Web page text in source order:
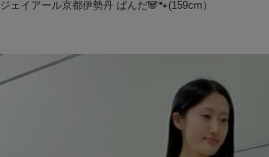
ジェイアール京都伊勢丹 ぱんだ🐼🐾(159cm）